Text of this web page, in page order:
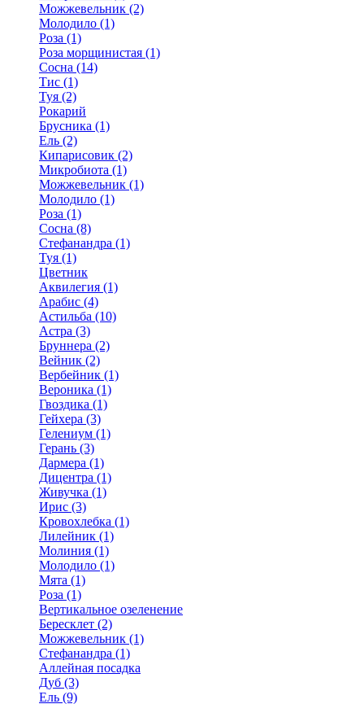
Можжевельник (2)
Молодило (1)
Роза (1)
Роза морщинистая (1)
Сосна (14)
Тис (1)
Туя (2)
Рокарий
Брусника (1)
Ель (2)
Кипарисовик (2)
Микробиота (1)
Можжевельник (1)
Молодило (1)
Роза (1)
Сосна (8)
Стефанандра (1)
Туя (1)
Цветник
Аквилегия (1)
Арабис (4)
Астильба (10)
Астра (3)
Бруннера (2)
Вейник (2)
Вербейник (1)
Вероника (1)
Гвоздика (1)
Гейхера (3)
Гелениум (1)
Герань (3)
Дармера (1)
Дицентра (1)
Живучка (1)
Ирис (3)
Кровохлебка (1)
Лилейник (1)
Молиния (1)
Молодило (1)
Мята (1)
Роза (1)
Вертикальное озеленение
Бересклет (2)
Можжевельник (1)
Стефанандра (1)
Аллейная посадка
Дуб (3)
Ель (9)